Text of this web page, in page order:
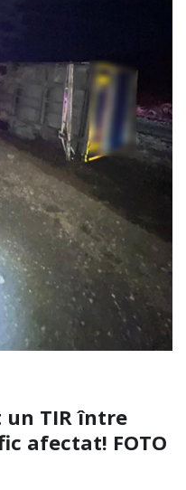
un TIR între
afectat! FOTO